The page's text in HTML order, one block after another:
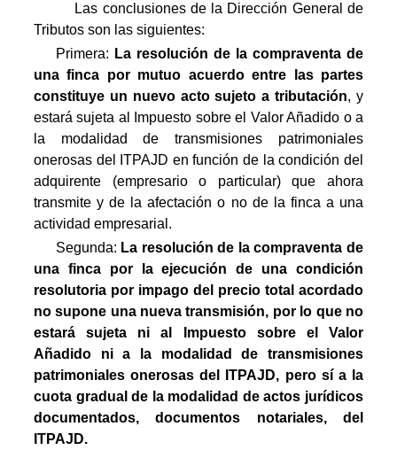
Las conclusiones de la Dirección General de
Tributos son las siguientes:
Primera: La resolución de la compraventa de
una finca por mutuo acuerdo entre las partes
constituye un nuevo acto sujeto a tributación, y
estará sujeta al Impuesto sobre el Valor Añadido o a
la modalidad de transmisiones patrimoniales
onerosas del ITPAJD en función de la condición del
adquirente (empresario o particular) que ahora
transmite y de la afectación o no de la finca a una
actividad empresarial.
Segunda: La resolución de la compraventa de
una finca por la ejecución de una condición
resolutoria por impago del precio total acordado
no supone una nueva transmisión, por lo que no
estará sujeta ni al Impuesto sobre el Valor
Añadido ni a la modalidad de transmisiones
patrimoniales onerosas del ITPAJD, pero sí a la
cuota gradual de la modalidad de actos jurídicos
documentados, documentos notariales, del
ITPAJD.